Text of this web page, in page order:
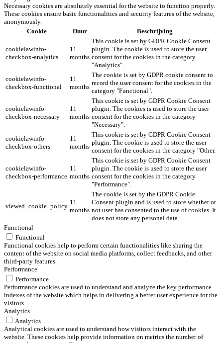
Necessary cookies are absolutely essential for the website to function properly.
These cookies ensure basic functionalities and security features of the website,
anonymously.
Cookie
Duur Beschrijving
cookielawinfo-
checkbox-analytics
11
months
This cookie is set by GDPR Cookie Consent
plugin. The cookie is used to store the user
consent for the cookies in the category
"Analytics".
cookielawinfo-
checkbox-functional
11
months
The cookie is set by GDPR cookie consent to
record the user consent for the cookies in the
category "Functional".
cookielawinfo-
checkbox-necessary
11
months
This cookie is set by GDPR Cookie Consent
plugin. The cookies is used to store the user
consent for the cookies in the category
"Necessary".
cookielawinfo-
checkbox-others
11
months
This cookie is set by GDPR Cookie Consent
plugin. The cookie is used to store the user
consent for the cookies in the category "Other.
cookielawinfo-
checkbox-performance
11
months
This cookie is set by GDPR Cookie Consent
plugin. The cookie is used to store the user
consent for the cookies in the category
"Performance".
viewed_cookie_policy
11
months
The cookie is set by the GDPR Cookie
Consent plugin and is used to store whether or
not user has consented to the use of cookies. It
does not store any personal data.
Functional
Functional
Functional cookies help to perform certain functionalities like sharing the
content of the website on social media platforms, collect feedbacks, and other
third-party features.
Performance
Performance
Performance cookies are used to understand and analyze the key performance
indexes of the website which helps in delivering a better user experience for the
visitors.
Analytics
Analytics
Analytical cookies are used to understand how visitors interact with the
website. These cookies help provide information on metrics the number of